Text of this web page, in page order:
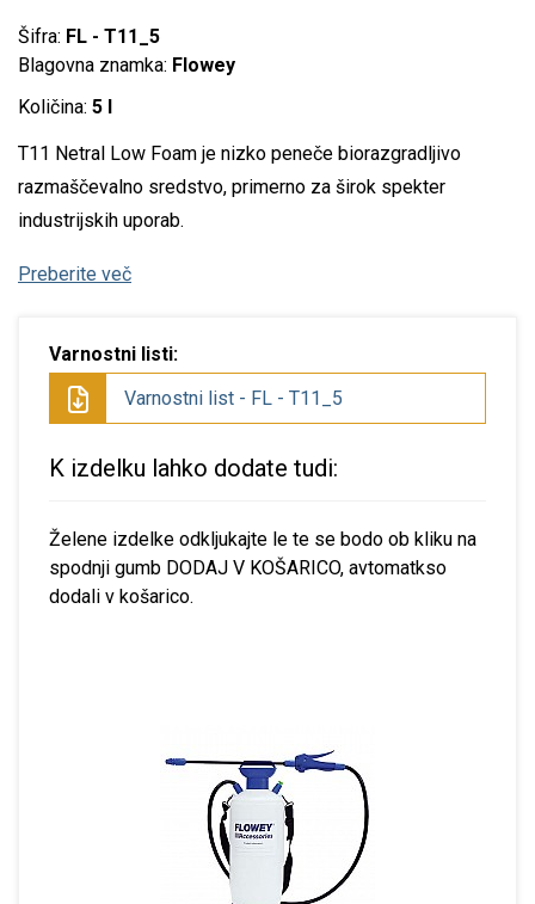
Šifra: FL - T11_5
Blagovna znamka: Flowey
Količina: 5 l
T11 Netral Low Foam je nizko peneče biorazgradljivo
razmaščevalno sredstvo, primerno za širok spekter
industrijskih uporab.
Preberite več
Varnostni listi:
Varnostni list - FL - T11_5
K izdelku lahko dodate tudi:
Želene izdelke odkljukajte le te se bodo ob kliku na
spodnji gumb DODAJ V KOŠARICO, avtomatkso
dodali v košarico.